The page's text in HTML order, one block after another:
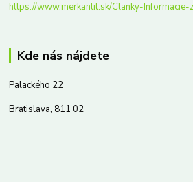
https://www.merkantil.sk/Clanky-Informacie-
Kde nás nájdete
Palackého 22
Bratislava, 811 02